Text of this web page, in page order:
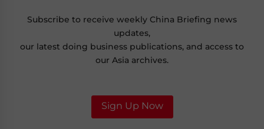
Subscribe to receive weekly China Briefing news
updates,
our latest doing business publications, and access to
our Asia archives.
Sign Up Now